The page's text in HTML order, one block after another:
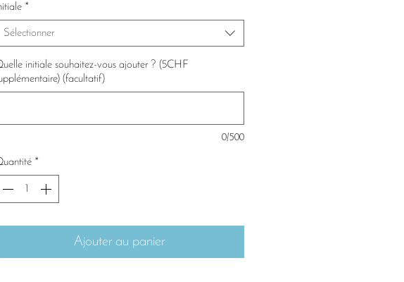
*
Sélectionner
initiale souhaitez-vous ajouter ? (5CHF
(facultatif)
0/500
*
Ajouter au panier